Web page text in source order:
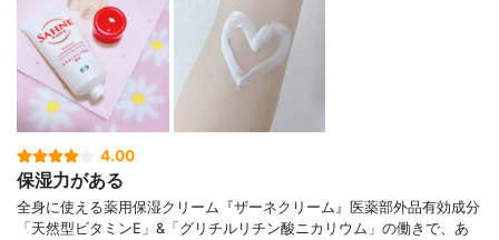
4.00
保湿力がある
全身に使える薬用保湿クリーム『ザーネクリーム』医薬部外品有効成分
「天然型ビタミンE」&「グリチルリチン酸ニカリウム」の働きで、あ